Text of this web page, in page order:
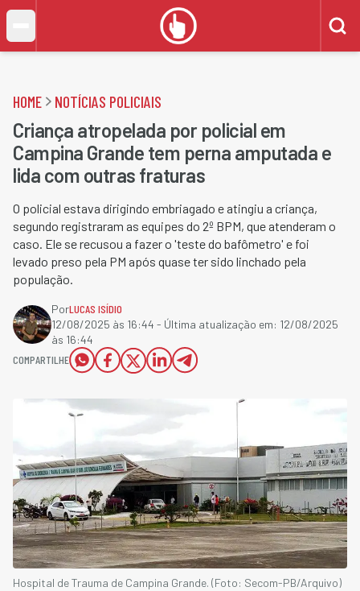
HOME NOTÍCIAS POLICIAIS
Criança atropelada por policial em
Campina Grande tem perna amputada e
lida com outras fraturas
O policial estava dirigindo embriagado e atingiu a criança,
segundo registraram as equipes do 2º BPM, que atenderam o
caso. Ele se recusou a fazer o 'teste do bafômetro' e foi
levado preso pela PM após quase ter sido linchado pela
população.
PorLUCAS ISÍDIO
12/08/2025 às 16:44 - Última atualização em: 12/08/2025
às 16:44
COMPARTILHE
Hospital de Trauma de Campina Grande. (Foto: Secom-PB/Arquivo)